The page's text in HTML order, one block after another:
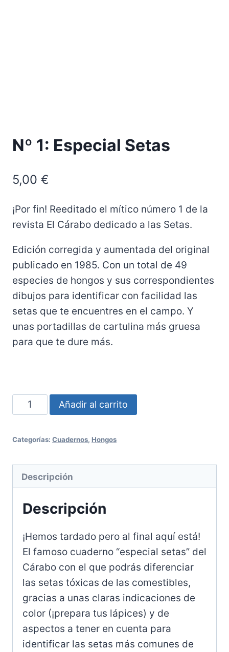
Nº 1: Especial Setas
5,00 €
¡Por fin! Reeditado el mítico número 1 de la
revista El Cárabo dedicado a las Setas.
Edición corregida y aumentada del original
publicado en 1985. Con un total de 49
especies de hongos y sus correspondientes
dibujos para identificar con facilidad las
setas que te encuentres en el campo. Y
unas portadillas de cartulina más gruesa
para que te dure más.
1:
Setas
cantidad
Añadir al carrito
Categorías: Cuadernos, Hongos
Descripción
Descripción
¡Hemos tardado pero al final aquí está!
El famoso cuaderno “especial setas” del
Cárabo con el que podrás diferenciar
las setas tóxicas de las comestibles,
gracias a unas claras indicaciones de
color (¡prepara tus lápices) y de
aspectos a tener en cuenta para
identificar las setas más comunes de